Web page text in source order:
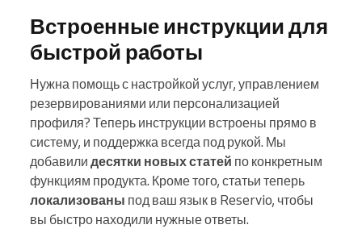
Встроенные инструкции для
быстрой работы
Нужна помощь с настройкой услуг, управлением
резервированиями или персонализацией
профиля? Теперь инструкции встроены прямо в
систему, и поддержка всегда под рукой. Мы
добавили десятки новых статей по конкретным
функциям продукта. Кроме того, статьи теперь
локализованы под ваш язык в Reservio, чтобы
вы быстро находили нужные ответы.